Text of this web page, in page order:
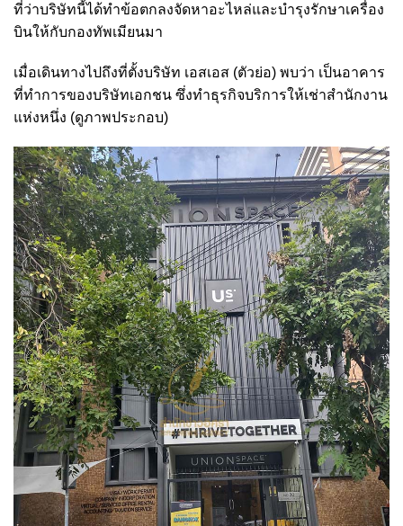
ที่ว่าบริษัทนี้ได้ทำข้อตกลงจัดหาอะไหล่และบำรุงรักษาเครื่อง
บินให้กับกองทัพเมียนมา
เมื่อเดินทางไปถึงที่ตั้งบริษัท เอสเอส (ตัวย่อ) พบว่า เป็นอาคาร
ที่ทำการของบริษัทเอกชน ซึ่งทำธุรกิจบริการให้เช่าสำนักงาน
แห่งหนึ่ง (ดูภาพประกอบ)